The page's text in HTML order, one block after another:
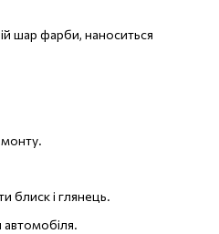
шар фарби, наноситься
блиск і глянець.